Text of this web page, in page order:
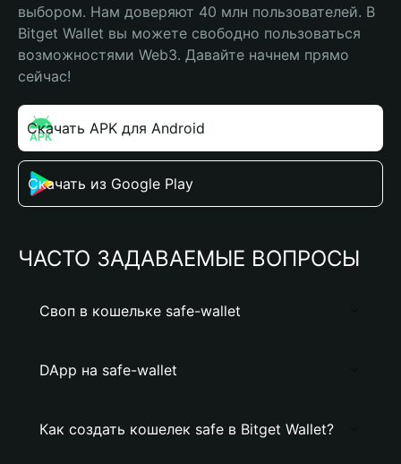
выбором. Нам доверяют 40 млн пользователей. В
Bitget Wallet вы можете свободно пользоваться
возможностями Web3. Давайте начнем прямо
сейчас!
Скачать APK для Android
Скачать из Google Play
ЧАСТО ЗАДАВАЕМЫЕ ВОПРОСЫ
Своп в кошельке safe-wallet
DApp на safe-wallet
Как создать кошелек safe в Bitget Wallet?